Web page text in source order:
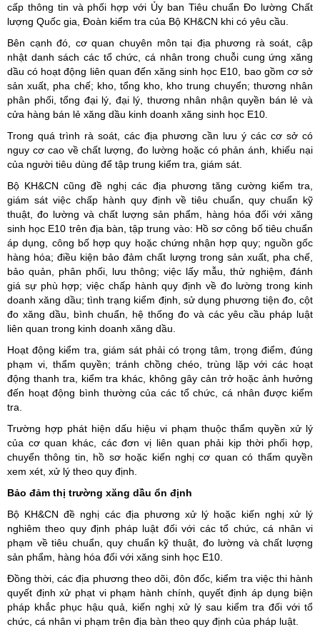
cấp thông tin và phối hợp với Ủy ban Tiêu chuẩn Đo lường Chất
lượng Quốc gia, Đoàn kiểm tra của Bộ KH&CN khi có yêu cầu.
Bên cạnh đó, cơ quan chuyên môn tại địa phương rà soát, cập
nhật danh sách các tổ chức, cá nhân trong chuỗi cung ứng xăng
dầu có hoạt động liên quan đến xăng sinh học E10, bao gồm cơ sở
sản xuất, pha chế; kho, tổng kho, kho trung chuyển; thương nhân
phân phối, tổng đại lý, đại lý, thương nhân nhận quyền bán lẻ và
cửa hàng bán lẻ xăng dầu kinh doanh xăng sinh học E10.
Trong quá trình rà soát, các địa phương cần lưu ý các cơ sở có
nguy cơ cao về chất lượng, đo lường hoặc có phản ánh, khiếu nại
của người tiêu dùng để tập trung kiểm tra, giám sát.
Bộ KH&CN cũng đề nghị các địa phương tăng cường kiểm tra,
giám sát việc chấp hành quy định về tiêu chuẩn, quy chuẩn kỹ
thuật, đo lường và chất lượng sản phẩm, hàng hóa đối với xăng
sinh học E10 trên địa bàn, tập trung vào: Hồ sơ công bố tiêu chuẩn
áp dụng, công bố hợp quy hoặc chứng nhận hợp quy; nguồn gốc
hàng hóa; điều kiện bảo đảm chất lượng trong sản xuất, pha chế,
bảo quản, phân phối, lưu thông; việc lấy mẫu, thử nghiệm, đánh
giá sự phù hợp; việc chấp hành quy định về đo lường trong kinh
doanh xăng dầu; tình trạng kiểm định, sử dụng phương tiện đo, cột
đo xăng dầu, bình chuẩn, hệ thống đo và các yêu cầu pháp luật
liên quan trong kinh doanh xăng dầu.
Hoạt động kiểm tra, giám sát phải có trọng tâm, trọng điểm, đúng
phạm vi, thẩm quyền; tránh chồng chéo, trùng lặp với các hoạt
động thanh tra, kiểm tra khác, không gây cản trở hoặc ảnh hưởng
đến hoạt động bình thường của các tổ chức, cá nhân được kiểm
tra.
Trường hợp phát hiện dấu hiệu vi phạm thuộc thẩm quyền xử lý
của cơ quan khác, các đơn vị liên quan phải kịp thời phối hợp,
chuyển thông tin, hồ sơ hoặc kiến nghị cơ quan có thẩm quyền
xem xét, xử lý theo quy định.
Bảo đảm thị trường xăng dầu ổn định
Bộ KH&CN đề nghị các địa phương xử lý hoặc kiến nghị xử lý
nghiêm theo quy định pháp luật đối với các tổ chức, cá nhân vi
phạm về tiêu chuẩn, quy chuẩn kỹ thuật, đo lường và chất lượng
sản phẩm, hàng hóa đối với xăng sinh học E10.
Đồng thời, các địa phương theo dõi, đôn đốc, kiểm tra việc thi hành
quyết định xử phạt vi phạm hành chính, quyết định áp dụng biện
pháp khắc phục hậu quả, kiến nghị xử lý sau kiểm tra đối với tổ
chức, cá nhân vi phạm trên địa bàn theo quy định của pháp luật.